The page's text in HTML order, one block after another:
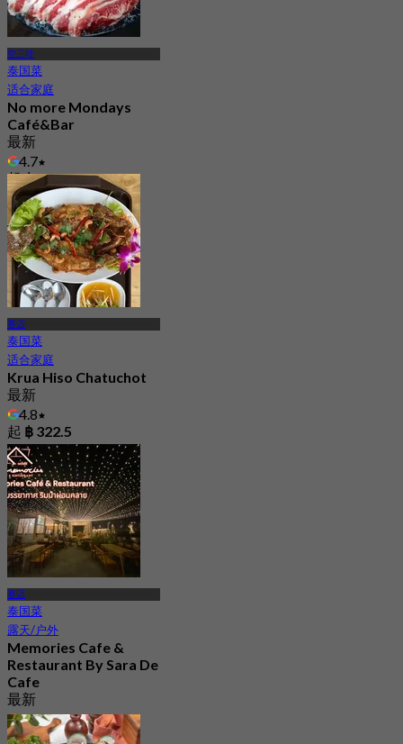
空三哇
泰国菜
适合家庭
No more Mondays
Café&Bar
最新
4.7
起฿ 345
赛迈
泰国菜
适合家庭
Krua Hiso Chatuchot
最新
4.8
起 ฿ 322.5
赛迈
泰国菜
露天/户外
Memories Cafe &
Restaurant By Sara De
Cafe
最新
4.1
起฿ 363.33